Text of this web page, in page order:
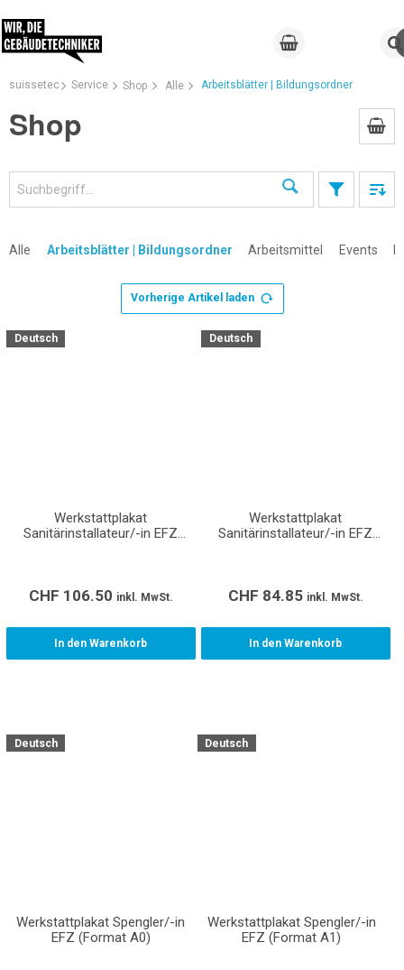
suissetec Service Shop Alle Arbeitsblätter | Bildungsordner
Shop
Suchen
Alle Arbeitsblätter | Bildungsordner Arbeitsmittel Events
Vorherige Artikel laden
Deutsch
Werkstattplakat
Sanitärinstallateur/-in EFZ
CHF 106.50 inkl. MwSt.
In den Warenkorb
Deutsch
Werkstattplakat
Sanitärinstallateur/-in EFZ
CHF 84.85 inkl. MwSt.
In den Warenkorb
Deutsch
Werkstattplakat Spengler/-in
EFZ (Format A0)
Deutsch
Werkstattplakat Spengler/-in
EFZ (Format A1)